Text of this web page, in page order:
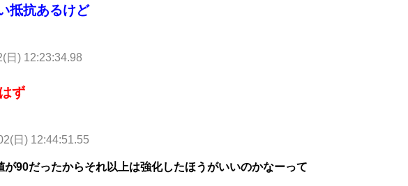
抵抗あるけど
日) 12:23:34.98
ず
日) 12:44:51.55
90だったからそれ以上は強化したほうがいいのかなーって